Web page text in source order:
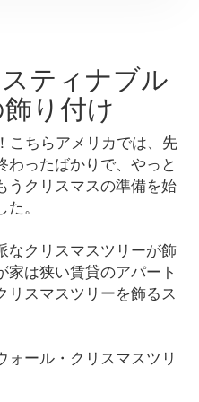
ティナブル
り付け
こちらアメリカでは、先
わったばかりで、やっと
うクリスマスの準備を始
。
なクリスマスツリーが飾
家は狭い賃貸のアパート
スマスツリーを飾るス
ォール・クリスマスツリ